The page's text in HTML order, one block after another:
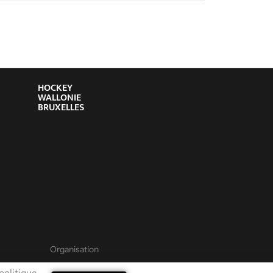
HOCKEY
WALLONIE
BRUXELLES
Organisation
Hockey Academy
ACCEPTER